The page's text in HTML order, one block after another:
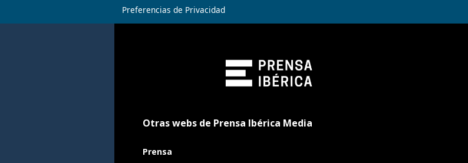
Preferencias de Privacidad
Otras webs de Prensa Ibérica Media
Prensa